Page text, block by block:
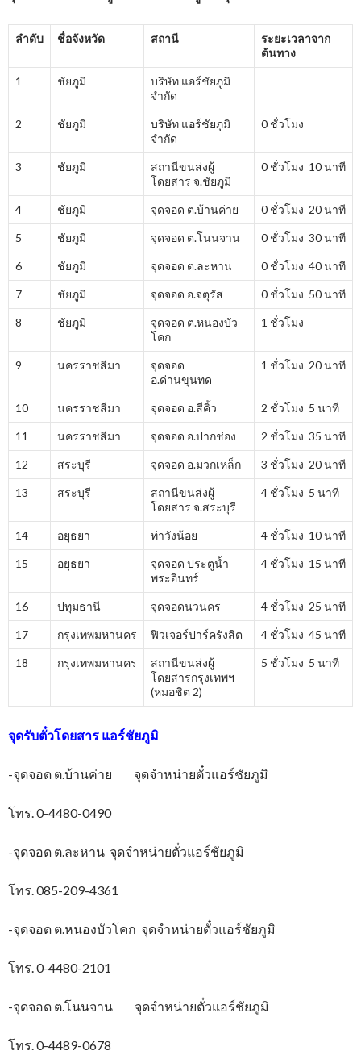
ลำดับ ชื่อจังหวัด สถานี
ระยะเวลาจาก
ต้นทาง
1 ชัยภูมิ
บริษัท แอร์ชัยภูมิ
จำกัด
2 ชัยภูมิ
บริษัท แอร์ชัยภูมิ
จำกัด
0 ชั่วโมง
3 ชัยภูมิ
สถานีขนส่งผู้
โดยสาร จ.ชัยภูมิ
0 ชั่วโมง 10 นาที
4 ชัยภูมิ จุดจอด ต.บ้านค่าย 0 ชั่วโมง 20 นาที
5 ชัยภูมิ จุดจอด ต.โนนจาน 0 ชั่วโมง 30 นาที
6 ชัยภูมิ จุดจอด ต.ละหาน 0 ชั่วโมง 40 นาที
7 ชัยภูมิ จุดจอด อ.จตุรัส 0 ชั่วโมง 50 นาที
8 ชัยภูมิ
จุดจอด ต.หนองบัว
โคก
1 ชั่วโมง
9 นครราชสีมา
จุดจอด
อ.ด่านขุนทด
1 ชั่วโมง 20 นาที
10 นครราชสีมา จุดจอด อ.สีคิ้ว 2 ชั่วโมง 5 นาที
11 นครราชสีมา จุดจอด อ.ปากช่อง 2 ชั่วโมง 35 นาที
12 สระบุรี จุดจอด อ.มวกเหล็ก 3 ชั่วโมง 20 นาที
13 สระบุรี
สถานีขนส่งผู้
โดยสาร จ.สระบุรี
4 ชั่วโมง 5 นาที
14 อยุธยา ท่าวังน้อย 4 ชั่วโมง 10 นาที
15 อยุธยา
จุดจอด ประตูน้ำ
พระอินทร์
4 ชั่วโมง 15 นาที
16 ปทุมธานี จุดจอดนวนคร 4 ชั่วโมง 25 นาที
17 กรุงเทพมหานคร ฟิวเจอร์ปาร์ครังสิต 4 ชั่วโมง 45 นาที
18 กรุงเทพมหานคร
สถานีขนส่งผู้
โดยสารกรุงเทพฯ
(หมอชิต 2)
5 ชั่วโมง 5 นาที
จุดรับตั๋วโดยสาร แอร์ชัยภูมิ
-จุดจอด ต.บ้านค่าย จุดจำหน่ายตั๋วแอร์ชัยภูมิ
โทร. 0-4480-0490
-จุดจอด ต.ละหาน จุดจำหน่ายตั๋วแอร์ชัยภูมิ
โทร. 085-209-4361
-จุดจอด ต.หนองบัวโคก จุดจำหน่ายตั๋วแอร์ชัยภูมิ
โทร. 0-4480-2101
-จุดจอด ต.โนนจาน จุดจำหน่ายตั๋วแอร์ชัยภูมิ
โทร. 0-4489-0678